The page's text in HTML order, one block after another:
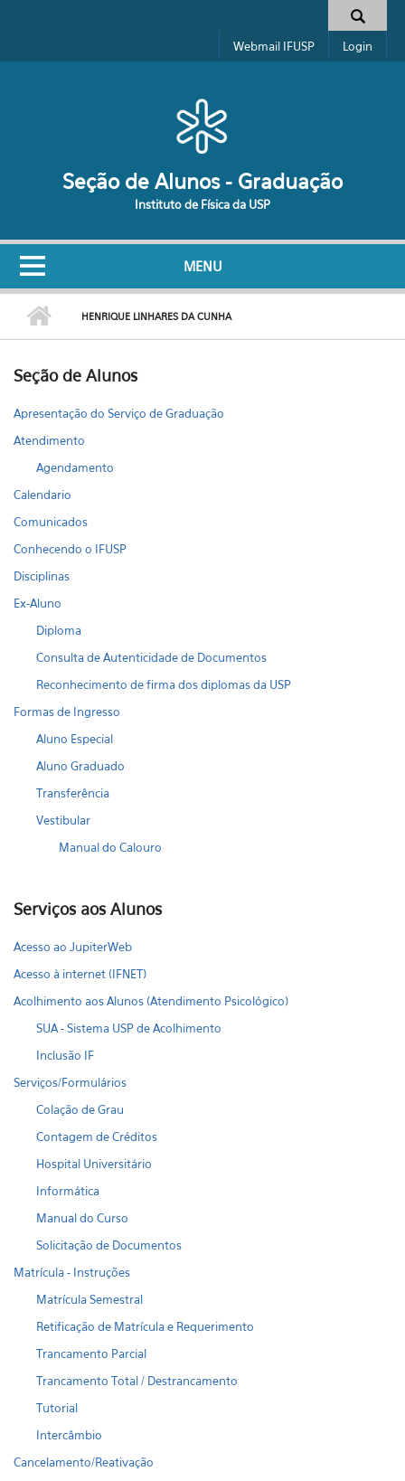
Formulário de busca
Webmail IFUSP Login
Seção de Alunos - Graduação
Instituto de Física da USP
MENU
HENRIQUE LINHARES DA CUNHA
Seção de Alunos
Apresentação do Serviço de Graduação
Atendimento
Agendamento
Calendario
Comunicados
Conhecendo o IFUSP
Disciplinas
Ex-Aluno
Diploma
Consulta de Autenticidade de Documentos
Reconhecimento de firma dos diplomas da USP
Formas de Ingresso
Aluno Especial
Aluno Graduado
Transferência
Vestibular
Manual do Calouro
Serviços aos Alunos
Acesso ao JupiterWeb
Acesso à internet (IFNET)
Acolhimento aos Alunos (Atendimento Psicológico)
SUA - Sistema USP de Acolhimento
Inclusão IF
Serviços/Formulários
Colação de Grau
Contagem de Créditos
Hospital Universitário
Informática
Manual do Curso
Solicitação de Documentos
Matrícula - Instruções
Matrícula Semestral
Retificação de Matrícula e Requerimento
Trancamento Parcial
Trancamento Total / Destrancamento
Tutorial
Intercâmbio
Cancelamento/Reativação